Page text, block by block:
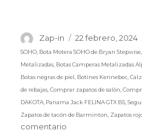
Autor
Zap-in
Publicado
el
22 febrero, 2024
SOHO Bota Motera SOHO de Bryan Stepwise
Metalizadas Botas Camperas Metalizadas
Botas negras de piel Botines Kennebec ,
de rebajas ,Comprar zapatos de salón ,
DAKOTA Panama Jack FELINA GTX B5 ,
Zapatos de tacón de Barminton Zapatos
comentario